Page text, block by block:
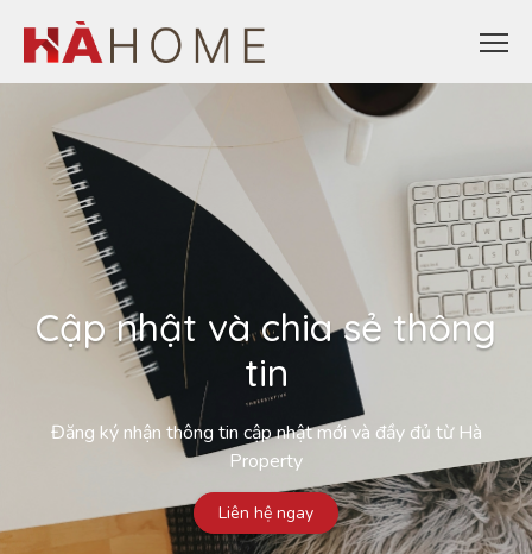
Cập nhật và chia sẻ thông
tin
Đăng ký nhận thông tin cập nhật mới và đầy đủ từ Hà
Property
Liên hệ ngay